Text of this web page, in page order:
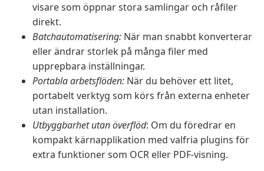
visare som öppnar stora samlingar och råfiler
direkt.
Batchautomatisering: När man snabbt konverterar
eller ändrar storlek på många filer med
upprepbara inställningar.
Portabla arbetsflöden: När du behöver ett litet,
portabelt verktyg som körs från externa enheter
utan installation.
Utbyggbarhet utan överflöd: Om du föredrar en
kompakt kärnapplikation med valfria plugins för
extra funktioner som OCR eller PDF-visning.